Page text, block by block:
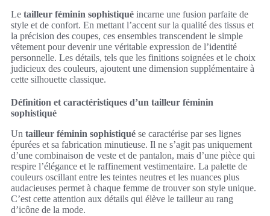
Le tailleur féminin sophistiqué incarne une fusion parfaite de
style et de confort. En mettant l’accent sur la qualité des tissus et
la précision des coupes, ces ensembles transcendent le simple
vêtement pour devenir une véritable expression de l’identité
personnelle. Les détails, tels que les finitions soignées et le choix
judicieux des couleurs, ajoutent une dimension supplémentaire à
cette silhouette classique.
Définition et caractéristiques d’un tailleur féminin
sophistiqué
Un tailleur féminin sophistiqué se caractérise par ses lignes
épurées et sa fabrication minutieuse. Il ne s’agit pas uniquement
d’une combinaison de veste et de pantalon, mais d’une pièce qui
respire l’élégance et le raffinement vestimentaire. La palette de
couleurs oscillant entre les teintes neutres et les nuances plus
audacieuses permet à chaque femme de trouver son style unique.
C’est cette attention aux détails qui élève le tailleur au rang
d’icône de la mode.